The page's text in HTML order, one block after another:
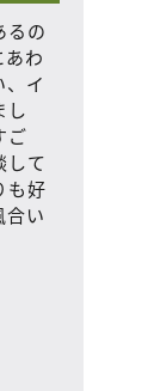
るの
わ
イ
し
ご
して
も好
合い